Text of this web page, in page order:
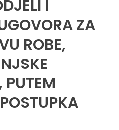
I
ZA
ROBE,
PUTEM